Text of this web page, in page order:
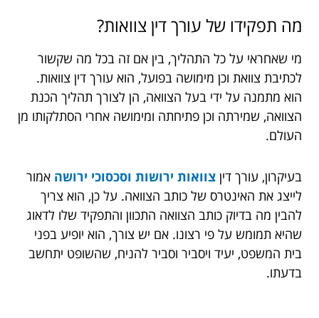
מה תפקידו של עורך דין צוואות?
מי שאחראי על כל התהליך, בין אם זה בכל מה שקשור
לכתיבת צוואת וכן מימושה בפועל, הוא עורך דין צוואות.
הוא מתמנה על ידי בעל הצוואה, הן לצורך תהליך הכנת
הצוואה, שמירתה וכן פתיחתה ומימושה אחרי הסתלקותו מן
העולם.
בעיקרון, עורך דין צוואות ירושות וסכסוכי ירושה אמור
לייצג את האינטרס של כותב הצוואה. על כן, הוא צריך
להבין מה בדיוק כותב הצוואה התכוון והתפקיד שלו לדאוג
שהיא תמומש על פי רצונו. אם יש צורך, הוא יופיע בפני
בית המשפט, יעיד ויסביר וסביר להניח, שהשופט יתחשב
בדעתו.